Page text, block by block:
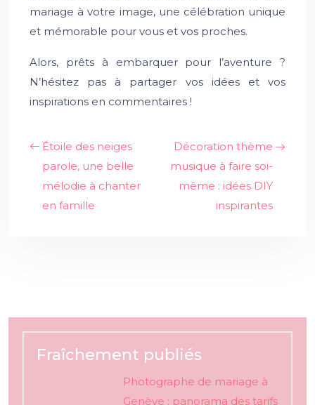
mariage à votre image, une célébration unique
et mémorable pour vous et vos proches.
Alors, prêts à embarquer pour l’aventure ?
N’hésitez pas à partager vos idées et vos
inspirations en commentaires !
Étoile des neiges
parole, une belle
mélodie à chanter
en famille
Décoration thème
musique à faire soi-
même : idées DIY
inspirantes
Fraîchement publiés
Photographe de mariage à
Genève : panorama des tarifs